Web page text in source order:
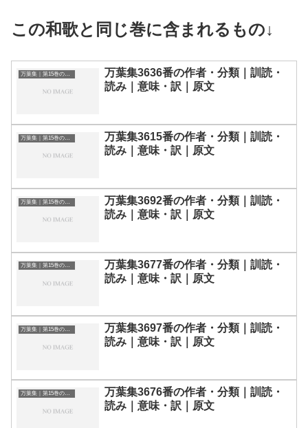
この和歌と同じ巻に含まれるもの↓
万葉集｜第15巻の和歌一覧
万葉集3636番の作者・分類｜訓読・
読み｜意味・訳｜原文
万葉集｜第15巻の和歌一覧
万葉集3615番の作者・分類｜訓読・
読み｜意味・訳｜原文
万葉集｜第15巻の和歌一覧
万葉集3692番の作者・分類｜訓読・
読み｜意味・訳｜原文
万葉集｜第15巻の和歌一覧
万葉集3677番の作者・分類｜訓読・
読み｜意味・訳｜原文
万葉集｜第15巻の和歌一覧
万葉集3697番の作者・分類｜訓読・
読み｜意味・訳｜原文
万葉集｜第15巻の和歌一覧
万葉集3676番の作者・分類｜訓読・
読み｜意味・訳｜原文